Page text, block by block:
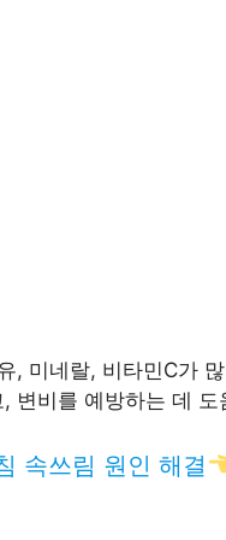
, 미네랄, 비타민C가
변비를 예방하는 데 도
속쓰림 원인 해결